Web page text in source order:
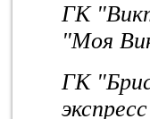
ГК
"Моя
ГК